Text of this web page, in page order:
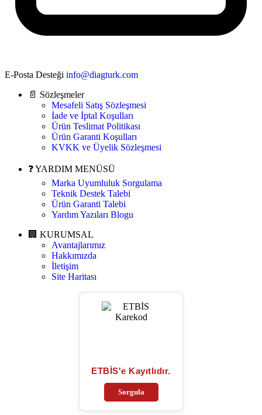
E-Posta Desteği info@diagturk.com
📄 Sözleşmeler
Mesafeli Satış Sözleşmesi
İade ve İptal Koşulları
Ürün Teslimat Politikası
Ürün Garanti Koşulları
KVKK ve Üyelik Sözleşmesi
❓ YARDIM MENÜSÜ
Marka Uyumluluk Sorgulama
Teknik Destek Talebi
Ürün Garanti Talebi
Yardım Yazıları Blogu
🏢 KURUMSAL
Avantajlarımız
Hakkımızda
İletişim
Site Haritası
ETBİS'e Kayıtlıdır.
Sorgula